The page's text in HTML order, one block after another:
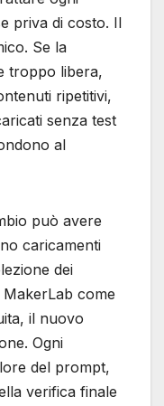
priva di costo. Il
Se la
troppo libera,
ripetitivi,
senza test
al
può avere
caricamenti
dei
come
il nuovo
Ogni
del prompt,
verifica finale